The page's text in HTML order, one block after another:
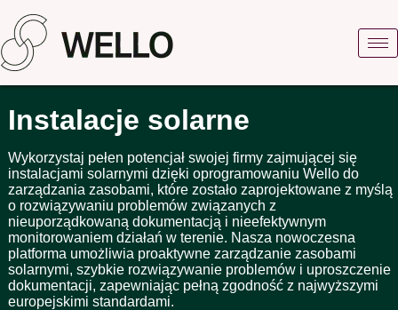
Instalacje solarne
Wykorzystaj pełen potencjał swojej firmy zajmującej się
instalacjami solarnymi dzięki oprogramowaniu Wello do
zarządzania zasobami, które zostało zaprojektowane z myślą
o rozwiązywaniu problemów związanych z
nieuporządkowaną dokumentacją i nieefektywnym
monitorowaniem działań w terenie. Nasza nowoczesna
platforma umożliwia proaktywne zarządzanie zasobami
solarnymi, szybkie rozwiązywanie problemów i uproszczenie
dokumentacji, zapewniając pełną zgodność z najwyższymi
europejskimi standardami.